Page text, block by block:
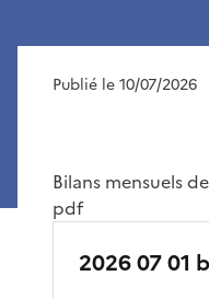
Publié le 10/07/2026
Bilans mensuels
pdf
2026 07 01